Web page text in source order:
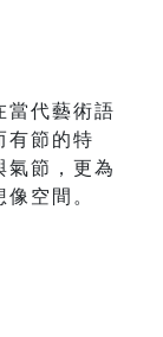
當代藝術語
有節的特
氣節，更為
空間。